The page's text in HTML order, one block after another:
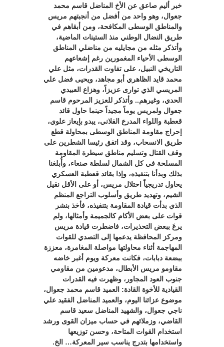
خبر أليم صاعق عن الأخ المناضل قاسم محمد
جعوال، وهو واحد من أفضل من أنجبتهم مريس
والمناطق الوسطى المكافحة، ومن أبقاهم في
طريق النضال الوطني منذ الستينات الماضية،
وأتذكر مثله من مجايليه من مناضلي المناطق
الوسطى الأحياء المغمورين رغم إشعاعهم
التاريخي النبيل، على تفاوت القدرات، مثل علي
محمد قايد الظاهري أبو مجاهد، ويحيى فضل علي
المريسي الذي توارى عزيزاً، وهزاع العبيدي
الحدي، وغيرهم.. وأتذكر للعزيز المرحوم قاسم
جعوال ولمريس يوماً مجيداً حينما حاول قائد
قعطبة واللواء المدرع الفلاني، يبدو بإيعاز علوي،
إحراج مقاومة المناطق الوسطى بمحاولة قطع
طريق الانسحاب، وقد اتفق رئيسا الشطرين على
وقف القتال وتسليم مناطق سيطرة المقاومة
المسلحة في كل الشمال لسلطة صنعاء، وأُبلغنا
بذلك وبدأنا بتنفيذه، وإذا بقائد قعطبة العسكري
يحاول تدريجياً احتلال مريس، أو على الأقل نقيل
الشيم، وتهديد طريق وأسلوب التراجع المنظم
الذي بدأت قيادة المقاومة بتنفيذه، فأخذ بنشر
قوات على بعض الأكام كالجميمة وأمثالها، ولم
يرعَ ببعض التحذيرات، فاضطرت قيادة مريس
ومركز المحافظة يدعمها إلى التصدي للقوات
المهاجمة أثناء محاولتها مواصلة المغامرة، معززة
ببضعة دبابات، فكانت معركة ويوم أغبر خاضه
مقاومو مريس الأبطال، مدعومين من مقاومي
جنوب العود المجاور، وظهرت فيه القدرات
القيادية للأخوة القادة: العميد قاسم محمد جعوال،
موضوع عزائنا اليوم، والعميد المناضل الفقيد علي
ناجي جعوال، والشهيد المناضل سعيد قاسم
القاضي، وزملائهم في حساب ميزان القوى ورشد
استخدام القوات المتاحة، وحسن توزيعها
واستخدامها بتدرج يناسب سير المعركة… الخ.